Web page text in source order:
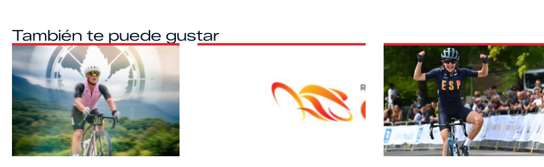
También te puede gustar